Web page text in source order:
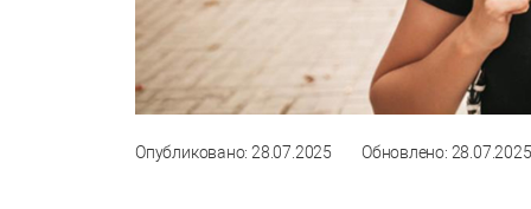
Опубликовано: 28.07.2025 Обновлено: 28.07.2025